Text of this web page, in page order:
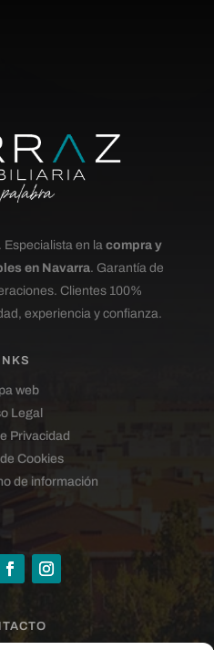
Especialista en la compra y
en Navarra. Garantía de
Clientes 100%
experiencia y confianza.
web
Legal
Privacidad
Cookies
de información